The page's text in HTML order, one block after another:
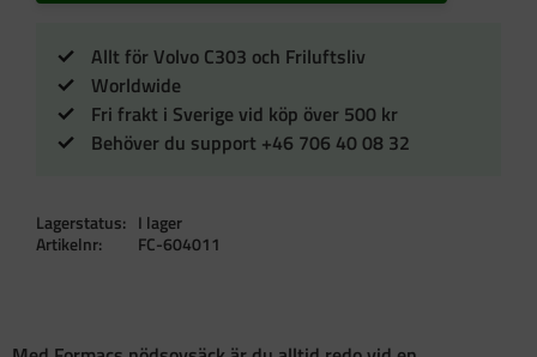
Allt för Volvo C303 och Friluftsliv
Worldwide
Fri frakt i Sverige vid köp över 500 kr
Behöver du support +46 706 40 08 32
Lagerstatus
I lager
Artikelnr
FC-604011